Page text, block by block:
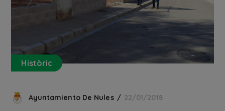
Històric
Ayuntamiento De Nules 22/01/2018